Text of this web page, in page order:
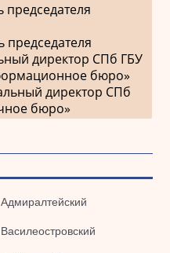
председателя
председателя
директор СПб ГБУ
бюро»
директор СПб
бюро»
Адмиралтейский
Василеостровский